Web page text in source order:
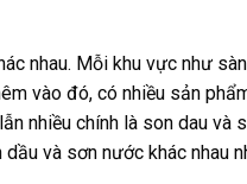
nhau. Mỗi khu vực như
vào đó, có nhiều sản
nhiều chính là son dau và
và sơn nước khác nhau